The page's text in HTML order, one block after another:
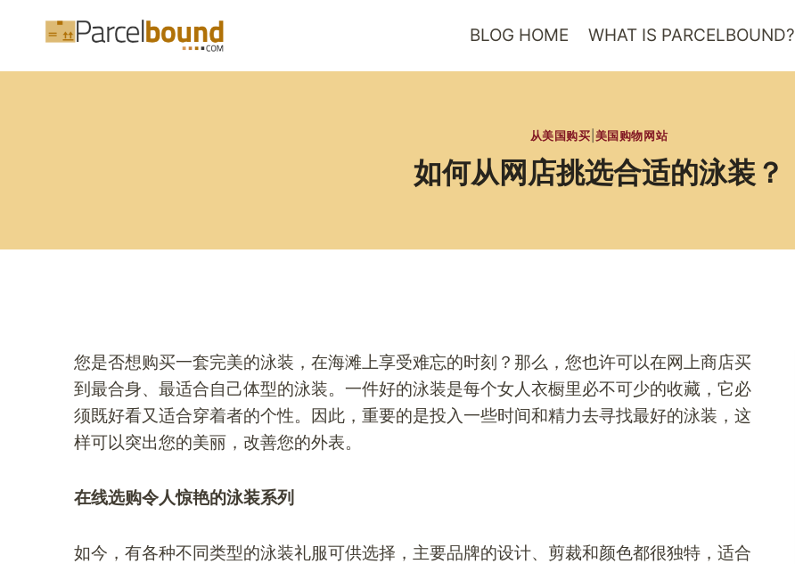
BLOG HOME WHAT IS PARCELBOUND?
从美国购买 美国购物网站
如何从网店挑选合适的泳装？
您是否想购买一套完美的泳装，在海滩上享受难忘的时刻？那么，您也许可以在网上商店买
到最合身、最适合自己体型的泳装。一件好的泳装是每个女人衣橱里必不可少的收藏，它必
须既好看又适合穿着者的个性。因此，重要的是投入一些时间和精力去寻找最好的泳装，这
样可以突出您的美丽，改善您的外表。
在线选购令人惊艳的泳装系列
如今，有各种不同类型的泳装礼服可供选择，主要品牌的设计、剪裁和颜色都很独特，适合